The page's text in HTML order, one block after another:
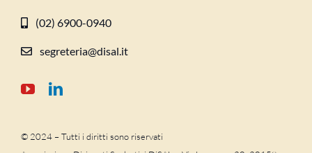
(02) 6900-0940
segreteria@disal.it
© 2024 – Tutti i diritti sono riservati